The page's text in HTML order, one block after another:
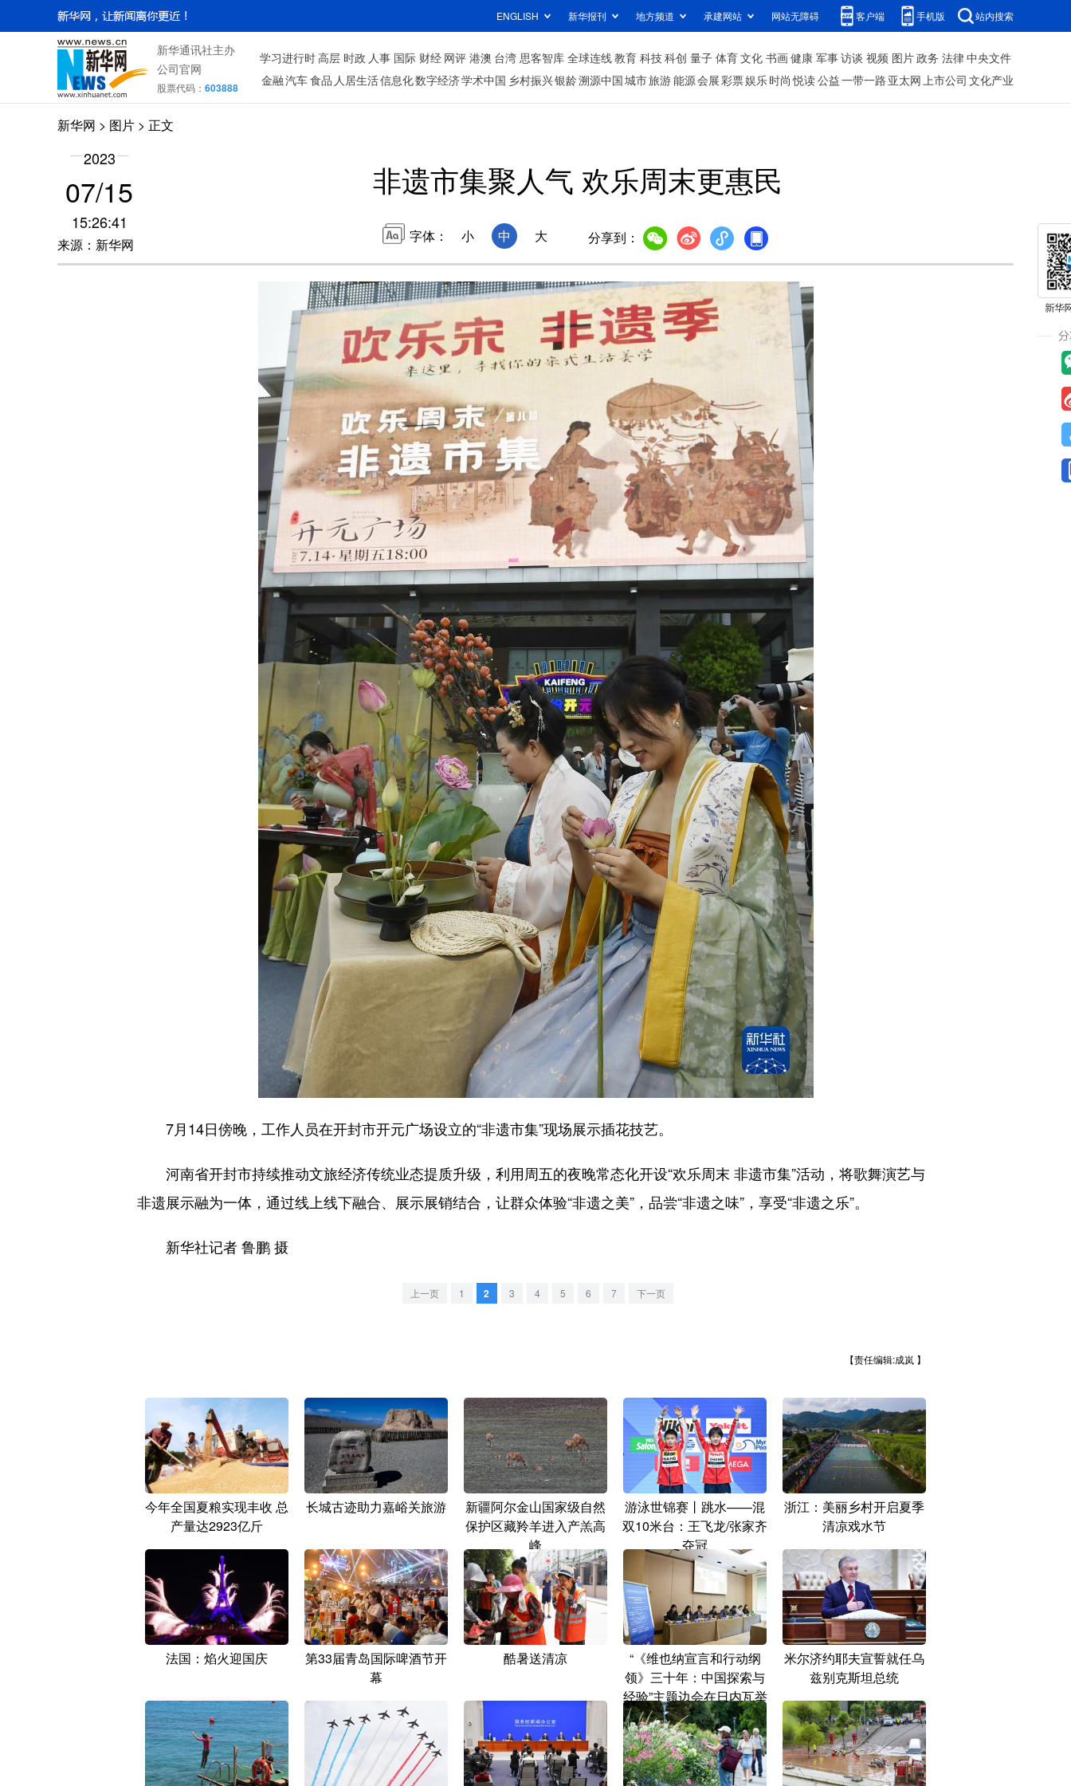
ENGLISH 新华报刊 地方频道 承建网站 网站无障碍 客户端 手机版 站内搜索
新华通讯社主办
公司官网
股票代码： 603888
学习进行时高层 时政 人事 国际 财经 网评 港澳 台湾 思客智库 全球连线教育 科技科创 量子 体育文化 书画健康 军事访谈 视频 图片政务 法律中央文件
金融汽车食品 人居生活信息化数字经济学术中国 乡村振兴银龄溯源中国城市旅游能源会展彩票娱乐时尚 悦读公益一带一路 亚太网上市公司 文化产业
新华网 > 图片 > 正文
2023
07/15
15:26:41
来源：新华网
非遗市集聚人气 欢乐周末更惠民
字体： 小 中 大 分享到：
7月14日傍晚，工作人员在开封市开元广场设立的“非遗市集”现场展示插花技艺。
河南省开封市持续推动文旅经济传统业态提质升级，利用周五的夜晚常态化开设“欢乐周末 非遗市集”活动，将歌舞演艺与
非遗展示融为一体，通过线上线下融合、展示展销结合，让群众体验“非遗之美”，品尝“非遗之味”，享受“非遗之乐”。
新华社记者 鲁鹏 摄
上一页 1 2 3 4 5 6 7 下一页
【责任编辑:成岚 】
今年全国夏粮实现丰收 总
产量达2923亿斤
长城古迹助力嘉峪关旅游
新疆阿尔金山国家级自然
保护区藏羚羊进入产羔高
峰
游泳世锦赛丨跳水——混
双10米台：王飞龙/张家齐
夺冠
浙江：美丽乡村开启夏季
清凉戏水节
法国：焰火迎国庆
第33届青岛国际啤酒节开
幕
酷暑送清凉
“《维也纳宣言和行动纲
领》三十年：中国探索与
经验”主题边会在日内瓦举
行
米尔济约耶夫宣誓就任乌
兹别克斯坦总统